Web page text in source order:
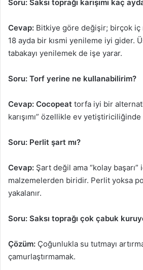
Soru: Saksı toprağı karışımı kaç
Cevap: Bitkiye göre değişir; birçok
18 ayda bir kısmi yenileme iyi gider.
tabakayı yenilemek de işe yarar.
Soru: Torf yerine ne kullanabilirim?
Cevap: Cocopeat torfa iyi bir
karışımı” özellikle ev yetiştiriciliğinde
Soru: Perlit şart mı?
Cevap: Şart değil ama “kolay
malzemelerden biridir. Perlit yoksa
yakalanır.
Soru: Saksı toprağı çok çabuk
Çözüm: Çoğunlukla su tutmayı
çamurlaştırmamak.